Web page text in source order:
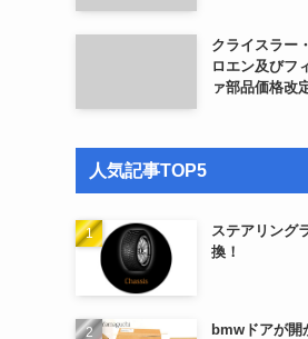
クライスラー
ロエン及びフ
ァ部品価格改
人気記事TOP5
ステアリング
換！
bmwドアが開